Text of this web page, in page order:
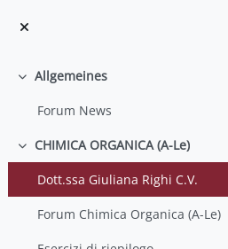
Einklappen
Allgemeines
Forum News
Einklappen
CHIMICA ORGANICA (A-Le)
Dott.ssa Giuliana Righi C.V.
Forum Chimica Organica (A-Le)